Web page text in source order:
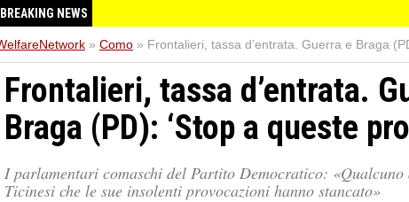
BREAKING NEWS
» Como » Frontalieri, tassa d’entrata. Guerra e Braga
Frontalieri, tassa d’entrata.
Braga (PD): ‘Stop a queste
I parlamentari comaschi del Partito Democratico:
Ticinesi che le sue insolenti provocazioni hanno stancato»